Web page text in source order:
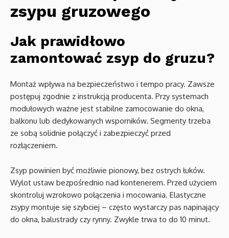
zsypu gruzowego
Jak prawidłowo
zamontować zsyp do gruzu?
Montaż wpływa na bezpieczeństwo i tempo pracy. Zawsze
postępuj zgodnie z instrukcją producenta. Przy systemach
modułowych ważne jest stabilne zamocowanie do okna,
balkonu lub dedykowanych wsporników. Segmenty trzeba
ze sobą solidnie połączyć i zabezpieczyć przed
rozłączeniem.
Zsyp powinien być możliwie pionowy, bez ostrych łuków.
Wylot ustaw bezpośrednio nad kontenerem. Przed użyciem
skontroluj wzrokowo połączenia i mocowania. Elastyczne
zsypy montuje się szybciej – często wystarczy pas napinający
do okna, balustrady czy rynny. Zwykle trwa to do 10 minut.